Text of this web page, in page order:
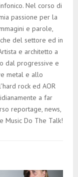
Nel corso di
passione per la
e parole,
del settore ed in
e architetto a
dal progressive e
metal e allo
rock ed AOR
a far
reportage, news,
Music Do The Talk!